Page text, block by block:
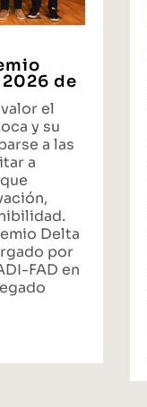
de
el
y su
a las
a
Delta
por
FAD en